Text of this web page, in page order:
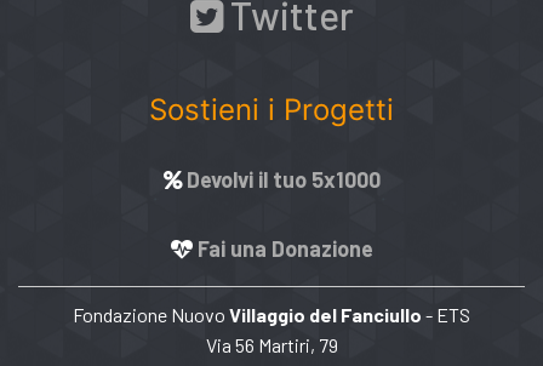
Twitter
Sostieni i Progetti
Devolvi il tuo 5x1000
Fai una Donazione
Fondazione Nuovo Villaggio del Fanciullo - ETS
Via 56 Martiri, 79